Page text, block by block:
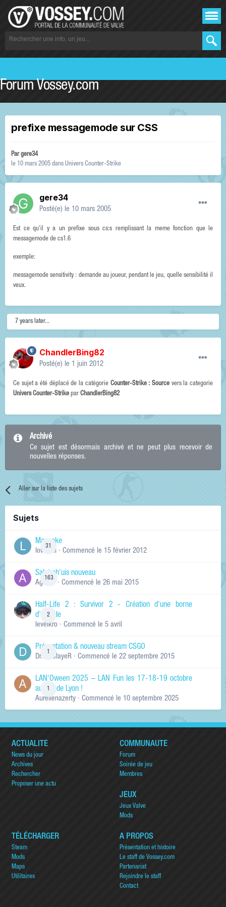
Forum Vossey.com
prefixe messagemode sur CSS
Pargere34
le 10 mars 2005 dans Univers Counter-Strike
gere34
Posté(e) le 10 mars 2005
Est ce qu'il y a un prefixe sous cs:s remplissant la meme fonction que le
messagemode de cs1.6
exemple:
messagemode sensitivity : demande au joueur, pendant le jeu, quelle sensibilité il
veux.
7 years later...
ChandlerBing82
Posté(e) le 1 juin 2012
Ce sujet a été déplacé de la catégorie Counter-Strike : Sourcevers la categorie
Univers Counter-Strike par ChandlerBing82
Archivé
Ce sujet est désormais archivé et ne peut plus recevoir de
nouvelles réponses.
Aller sur la liste des sujets
Sujets
31
Manneke
lowskill · Commencé le 15 février 2012
163
Salut ch'uis nouveau
Ag0Nie · Commencé le 26 mai 2015
2
Half-Life 2 : Survivor 2 - Création d'une borne
d'arcade
levelkro · Commencé le 5 avril
Présentation & nouveau stream CSGO
Dr.KinSlayeR · Commencé le 22 septembre 2015
LAN'Oween 2025 – LAN Fun les 17-18-19 octobre
au sud de Lyon !
Aurelienazerty · Commencé le 10 septembre 2025
ACTUALITÉ
News du jour
Archives
Rechercher
Proposer une actu
COMMUNAUTÉ
Forum
Soirée de jeu
Membres
JEUX
Jeux Valve
Mods
TÉLÉCHARGER
Steam
Mods
Maps
Utilitaires
A PROPOS
Présentation et histoire
Le staff de Vossey.com
Partenariat
Rejoindre le staff
Contact